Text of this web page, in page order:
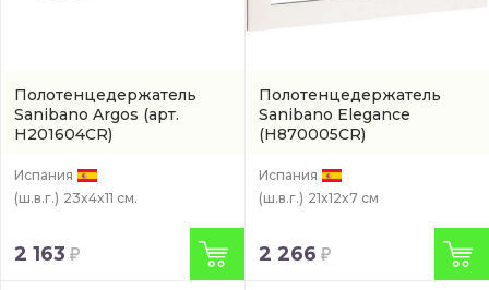
Полотенцедержатель
Sanibano Argos (арт.
H201604CR)
Испания
(ш.в.г.) 23x4x11 см.
2 163
Полотенцедержатель
Sanibano Elegance
(H870005CR)
Испания
(ш.в.г.) 21x12x7 см
2 266